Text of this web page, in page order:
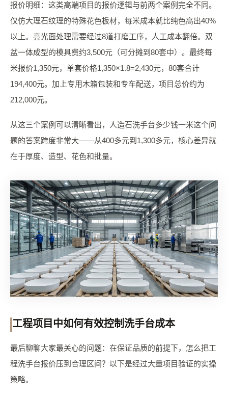
报价明细：这类高端项目的报价逻辑与前两个案例完全不同。
仅仿大理石纹理的特殊花色板材，每米成本就比纯色高出40%
以上。亮光面处理需要经过8道打磨工序，人工成本翻倍。双
盆一体成型的模具费约3,500元（可分摊到80套中）。最终每
米报价1,350元，单套价格1,350×1.8=2,430元，80套合计
194,400元。加上专用木箱包装和专车配送，项目总价约为
212,000元。
从这三个案例可以清晰看出，人造石洗手台多少钱一米这个问
题的答案跨度非常大——从400多元到1,300多元，核心差异就
在于厚度、造型、花色和批量。
工程项目中如何有效控制洗手台成本
最后聊聊大家最关心的问题：在保证品质的前提下，怎么把工
程洗手台报价压到合理区间？以下是经过大量项目验证的实操
策略。